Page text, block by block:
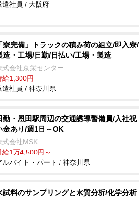
遣社員 / 大阪府
「寮完備」トラックの積み荷の組立/即入寮/
造・工場/日勤/日払い/工場・製造
式会社京栄センター
給1,300円
遣社員 / 神奈川県
勤・恩田駅周辺の交通誘導警備員/入社祝
金あり/週1日～OK
式会社MSK
給1万4,500円～
ルバイト・パート / 神奈川県
試料のサンプリングと水質分析/化学分析